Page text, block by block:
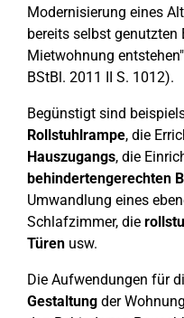
Modernisierung eines
bereits selbst genutzten
Mietwohnung
BStBl. 2011 II S. 1012).
Begünstigt sind
Rollstuhlrampe, die
Hauszugangs, die
behindertengerechten
Umwandlung eines
Schlafzimmer, die
Türen usw.
Die Aufwendungen für
Gestaltung der